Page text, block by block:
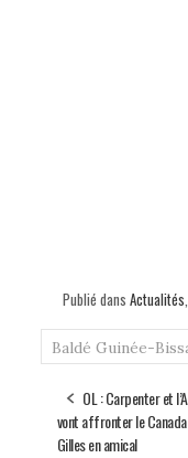
Publié dans Actualités,
Baldé Guinée-
OL : Carpenter et
vont affronter le
Gilles en amical